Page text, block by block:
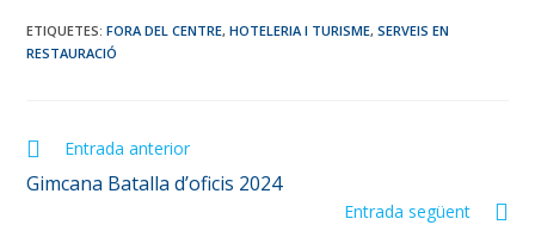
ETIQUETES:FORA DEL CENTRE, HOTELERIA I TURISME, SERVEIS EN
RESTAURACIÓ
Entrada anterior
Gimcana Batalla d’oficis 2024
Entrada següent